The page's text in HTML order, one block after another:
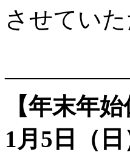
させていた
【年末年
1月5日（日